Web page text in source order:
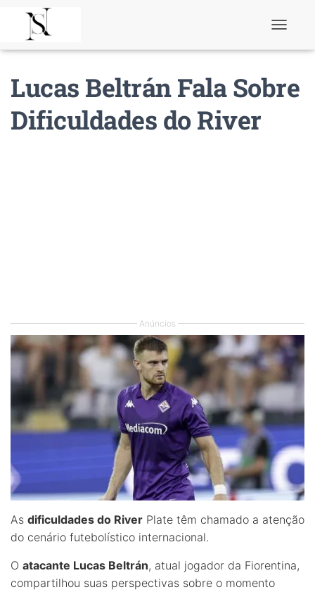
l
e
Lucas Beltrán Fala Sobre
Dificuldades do River
Anúncios
As dificuldades do River Plate têm chamado a atenção
do cenário futebolístico internacional.
O atacante Lucas Beltrán, atual jogador da Fiorentina,
compartilhou suas perspectivas sobre o momento